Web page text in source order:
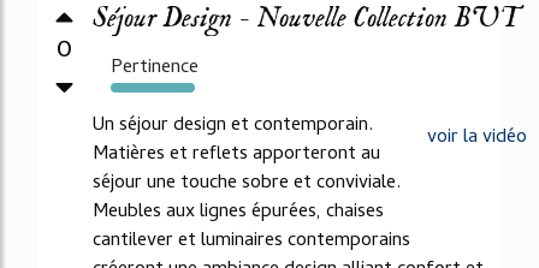
0
Séjour Design - Nouvelle Collection BUT
Pertinence
280%
voir la vidéo
Un séjour design et contemporain.
Matières et reflets apporteront au
séjour une touche sobre et conviviale.
Meubles aux lignes épurées, chaises
cantilever et luminaires contemporains